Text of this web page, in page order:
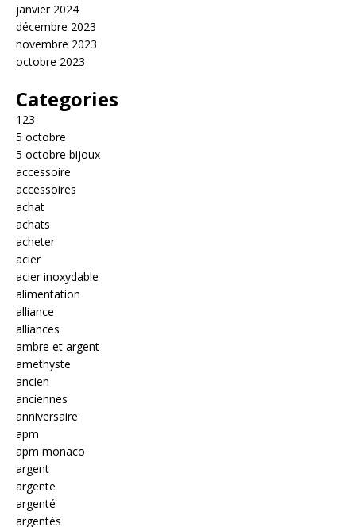
janvier 2024
décembre 2023
novembre 2023
octobre 2023
Categories
123
5 octobre
5 octobre bijoux
accessoire
accessoires
achat
achats
acheter
acier
acier inoxydable
alimentation
alliance
alliances
ambre et argent
amethyste
ancien
anciennes
anniversaire
apm
apm monaco
argent
argente
argenté
argentés